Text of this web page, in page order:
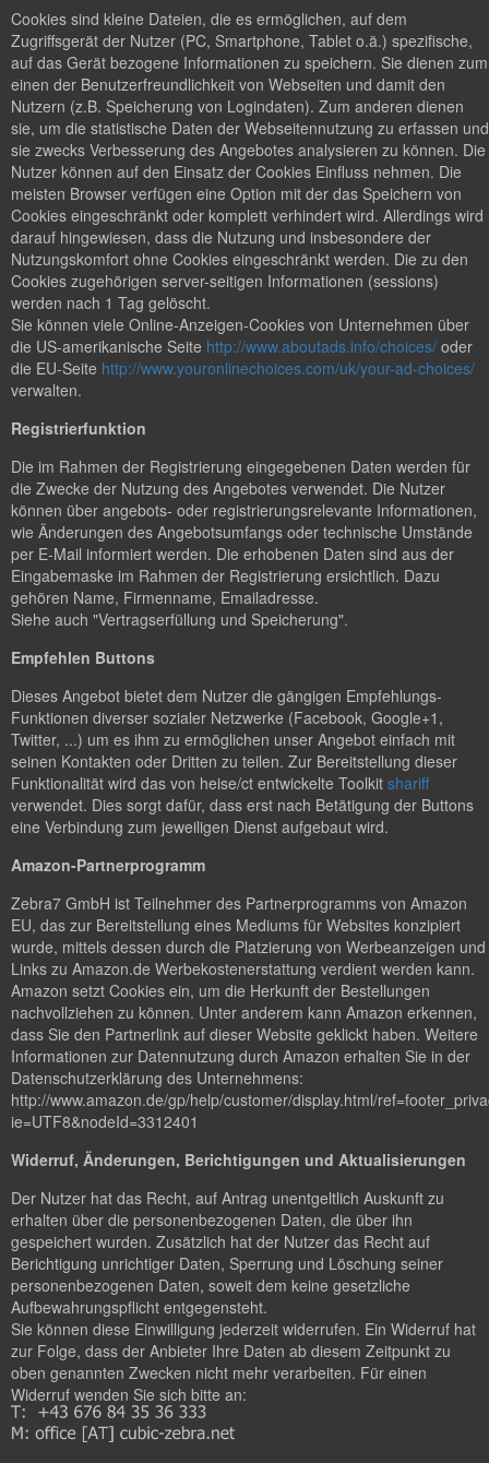
Cookies sind kleine Dateien, die es ermöglichen, auf dem
Zugriffsgerät der Nutzer (PC, Smartphone, Tablet o.ä.) spezifische,
auf das Gerät bezogene Informationen zu speichern. Sie dienen zum
einen der Benutzerfreundlichkeit von Webseiten und damit den
Nutzern (z.B. Speicherung von Logindaten). Zum anderen dienen
sie, um die statistische Daten der Webseitennutzung zu erfassen und
sie zwecks Verbesserung des Angebotes analysieren zu können. Die
Nutzer können auf den Einsatz der Cookies Einfluss nehmen. Die
meisten Browser verfügen eine Option mit der das Speichern von
Cookies eingeschränkt oder komplett verhindert wird. Allerdings wird
darauf hingewiesen, dass die Nutzung und insbesondere der
Nutzungskomfort ohne Cookies eingeschränkt werden. Die zu den
Cookies zugehörigen server-seitigen Informationen (sessions)
werden nach 1 Tag gelöscht.
Sie können viele Online-Anzeigen-Cookies von Unternehmen über
die US-amerikanische Seite http://www.aboutads.info/choices/ oder
die EU-Seite http://www.youronlinechoices.com/uk/your-ad-choices/
verwalten.
Registrierfunktion
Die im Rahmen der Registrierung eingegebenen Daten werden für
die Zwecke der Nutzung des Angebotes verwendet. Die Nutzer
können über angebots- oder registrierungsrelevante Informationen,
wie Änderungen des Angebotsumfangs oder technische Umstände
per E-Mail informiert werden. Die erhobenen Daten sind aus der
Eingabemaske im Rahmen der Registrierung ersichtlich. Dazu
gehören Name, Firmenname, Emailadresse.
Siehe auch "Vertragserfüllung und Speicherung".
Empfehlen Buttons
Dieses Angebot bietet dem Nutzer die gängigen Empfehlungs-
Funktionen diverser sozialer Netzwerke (Facebook, Google+1,
Twitter, ...) um es ihm zu ermöglichen unser Angebot einfach mit
seinen Kontakten oder Dritten zu teilen. Zur Bereitstellung dieser
Funktionalität wird das von heise/ct entwickelte Toolkit shariff
verwendet. Dies sorgt dafür, dass erst nach Betätigung der Buttons
eine Verbindung zum jeweiligen Dienst aufgebaut wird.
Amazon-Partnerprogramm
Zebra7 GmbH ist Teilnehmer des Partnerprogramms von Amazon
EU, das zur Bereitstellung eines Mediums für Websites konzipiert
wurde, mittels dessen durch die Platzierung von Werbeanzeigen und
Links zu Amazon.de Werbekostenerstattung verdient werden kann.
Amazon setzt Cookies ein, um die Herkunft der Bestellungen
nachvollziehen zu können. Unter anderem kann Amazon erkennen,
dass Sie den Partnerlink auf dieser Website geklickt haben. Weitere
Informationen zur Datennutzung durch Amazon erhalten Sie in der
Datenschutzerklärung des Unternehmens:
http://www.amazon.de/gp/help/customer/display.html/
ie=UTF8&nodeId=3312401
Widerruf, Änderungen, Berichtigungen und Aktualisierungen
Der Nutzer hat das Recht, auf Antrag unentgeltlich Auskunft zu
erhalten über die personenbezogenen Daten, die über ihn
gespeichert wurden. Zusätzlich hat der Nutzer das Recht auf
Berichtigung unrichtiger Daten, Sperrung und Löschung seiner
personenbezogenen Daten, soweit dem keine gesetzliche
Aufbewahrungspflicht entgegensteht.
Sie können diese Einwilligung jederzeit widerrufen. Ein Widerruf hat
zur Folge, dass der Anbieter Ihre Daten ab diesem Zeitpunkt zu
oben genannten Zwecken nicht mehr verarbeiten. Für einen
Widerruf wenden Sie sich bitte an: